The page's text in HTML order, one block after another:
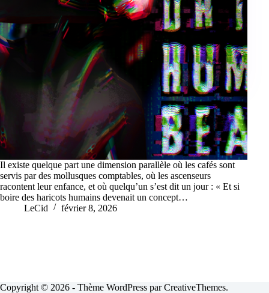
Il existe quelque part une dimension parallèle où les cafés sont
servis par des mollusques comptables, où les ascenseurs
racontent leur enfance, et où quelqu’un s’est dit un jour : « Et si
boire des haricots humains devenait un concept…
LeCid
février 8, 2026
Copyright © 2026 - Thème WordPress parCreativeThemes.